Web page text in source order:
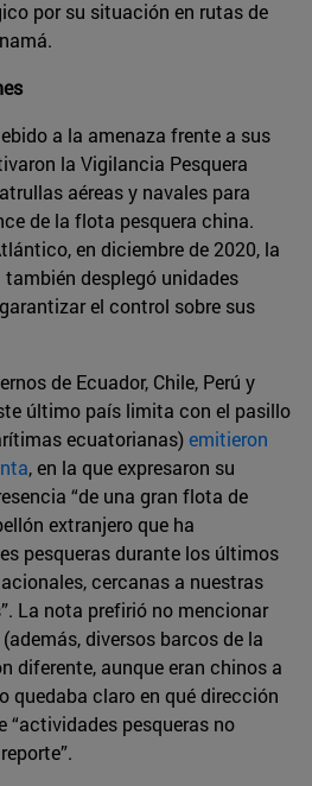
por su situación en rutas de
a la amenaza frente a sus
la Vigilancia Pesquera
aéreas y navales para
de la flota pesquera china.
en diciembre de 2020, la
desplegó unidades
el control sobre sus
de Ecuador, Chile, Perú y
último país limita con el pasillo
ecuatorianas)emitieron
, en la que expresaron su
“de una gran flota de
extranjero que ha
pesqueras durante los últimos
cercanas a nuestras
La nota prefirió no mencionar
diversos barcos de la
diferente, aunque eran chinos a
quedaba claro en qué dirección
“actividades pesqueras no